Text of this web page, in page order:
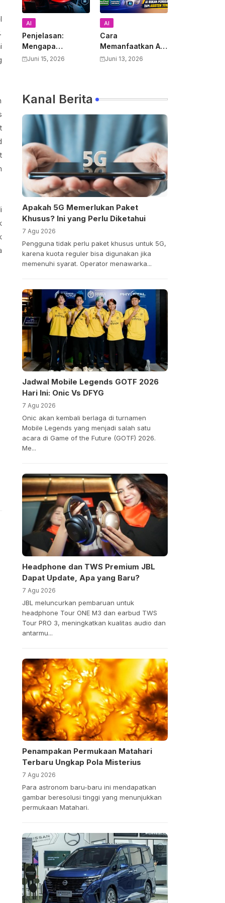
AI
Penjelasan:
Mengapa
Pemerintah AS
Anthropic Claude
Mythos
Juni 15, 2026
AI
Cara
Memanfaatkan AI
untuk Mendukung
Produktivitas dan
Pembelajaran
Juni 13, 2026
Kanal Berita
Apakah 5G Memerlukan Paket
Khusus? Ini yang Perlu Diketahui
7 Agu 2026
Pengguna tidak perlu paket khusus untuk 5G,
karena kuota reguler bisa digunakan jika
memenuhi syarat. Operator menawarka...
Jadwal Mobile Legends GOTF 2026
Hari Ini: Onic Vs DFYG
7 Agu 2026
Onic akan kembali berlaga di turnamen
Mobile Legends yang menjadi salah satu
acara di Game of the Future (GOTF) 2026.
Me...
Headphone dan TWS Premium JBL
Dapat Update, Apa yang Baru?
7 Agu 2026
JBL meluncurkan pembaruan untuk
headphone Tour ONE M3 dan earbud TWS
Tour PRO 3, meningkatkan kualitas audio dan
antarmu...
Penampakan Permukaan Matahari
Terbaru Ungkap Pola Misterius
7 Agu 2026
Para astronom baru-baru ini mendapatkan
gambar beresolusi tinggi yang menunjukkan
permukaan Matahari.